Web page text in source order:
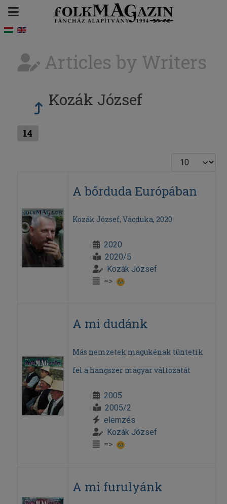
Articles by Writers
Kozák József
14
Display #
A bőrduda Európában
Kozák József, Vácduka, 2020
2020
2020/5
Kozák József
=>
A mi dudánk
Más nemzetek magukénak tüntetik
fel a hangszer magyar változatát
2005
2005/2
elemzés
Kozák József
=>
A mi furulyánk